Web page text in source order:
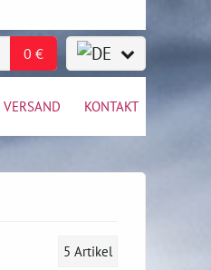
0 €
VERSAND KONTAKT
5 Artikel